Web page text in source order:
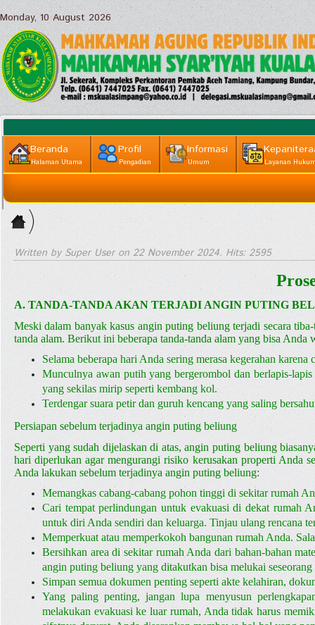
Monday, 10 August 2026
Beranda
Halaman Utama
Profil
Pengadian
Informasi
Umum Layanan
Informasi
Home
Publik
>
Prosedur
Evakuasi
Written by Super User on 22 November 2024. Hits: 2595
A. TANDA-TANDA AKAN TERJADI ANGIN PUTING
Meski dalam banyak kasus angin puting beliung terjadi secara
tanda alam. Berikut ini beberapa tanda-tanda alam yang bisa
Selama beberapa hari Anda sering merasa kegerahan
Munculnya awan putih yang bergerombol dan berlapis-
yang sekilas mirip seperti kembang kol.
Terdengar suara petir dan guruh kencang yang saling
Persiapan sebelum terjadinya angin puting beliung
Seperti yang sudah dijelaskan di atas, angin puting beliung
hari diperlukan agar mengurangi risiko kerusakan properti Anda
Anda lakukan sebelum terjadinya angin puting beliung:
Memangkas cabang-cabang pohon tinggi di sekitar rumah
Cari tempat perlindungan untuk evakuasi di dekat rumah
untuk diri Anda sendiri dan keluarga. Tinjau ulang rencana
Memperkuat atau memperkokoh bangunan rumah Anda.
Bersihkan area di sekitar rumah Anda dari bahan-bahan
angin puting beliung yang ditakutkan bisa melukai
Simpan semua dokumen penting seperti akte kelahiran,
Yang paling penting, jangan lupa menyusun
melakukan evakuasi ke luar rumah, Anda tidak harus